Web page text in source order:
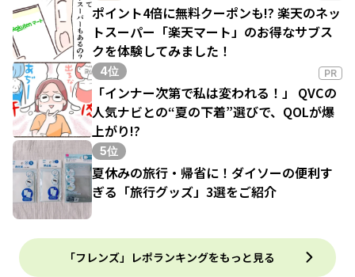
ポイント4倍に無料クーポンも!? 楽天のネッ
トスーパー「楽天マート」のお得なサブス
クを体験してみました！
4位 PR
「インナー次第で私は変われる！」 QVCの
人気ナビとの“夏の下着”選びで、QOLが爆
上がり!?
5位
夏休みの旅行・帰省に！ダイソーの便利す
ぎる「旅行グッズ」3選をご紹介
「フレンズ」レポランキングをもっと見る